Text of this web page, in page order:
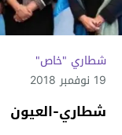
شطاري "خاص"
19 نوفمبر 2018
شطاري-العيون